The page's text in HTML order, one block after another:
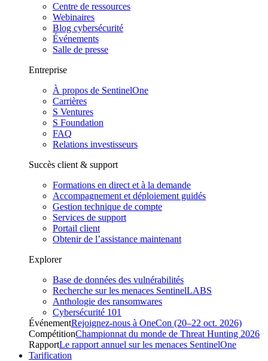
Centre de ressources
Webinaires
Blog cybersécurité
Événements
Salle de presse
Entreprise
À propos de SentinelOne
Carrières
S Ventures
S Foundation
FAQ
Relations investisseurs
Succès client & support
Formations en direct et à la demande
Accompagnement et déploiement guidés
Gestion technique de compte
Services de support
Portail client
Obtenir de l’assistance maintenant
Explorer
Base de données des vulnérabilités
Recherche sur les menaces SentinelLABS
Anthologie des ransomwares
Cybersécurité 101
ÉvénementRejoignez-nous à OneCon (20–22 oct. 2026)
CompétitionChampionnat du monde de Threat Hunting 2026
RapportLe rapport annuel sur les menaces SentinelOne
Tarification